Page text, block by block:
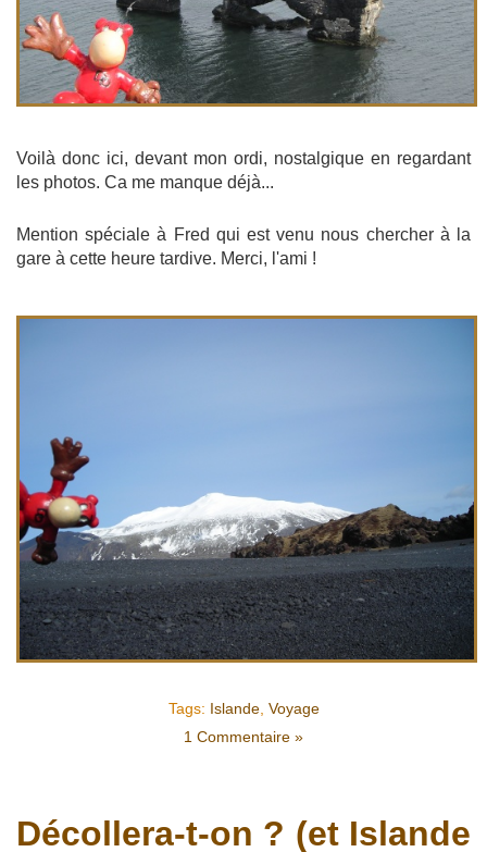
Voilà donc ici, devant mon ordi, nostalgique en regardant
les photos. Ca me manque déjà...
Mention spéciale à Fred qui est venu nous chercher à la
gare à cette heure tardive. Merci, l'ami !
Tags: Islande, Voyage
1 Commentaire »
Décollera-t-on ? (et Islande